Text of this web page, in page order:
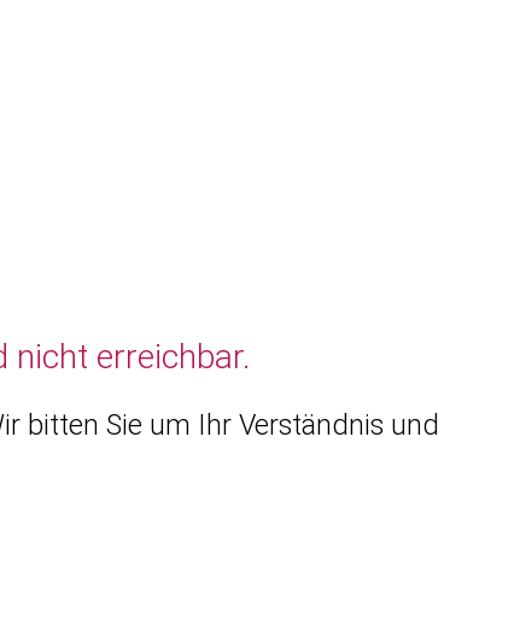
nicht erreichbar.
bitten Sie um Ihr Verständnis und